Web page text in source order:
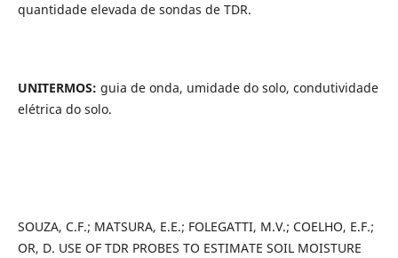
quantidade elevada de sondas de TDR.
UNITERMOS: guia de onda, umidade do solo, condutividade
elétrica do solo.
SOUZA, C.F.; MATSURA, E.E.; FOLEGATTI, M.V.; COELHO, E.F.;
OR, D. USE OF TDR PROBES TO ESTIMATE SOIL MOISTURE